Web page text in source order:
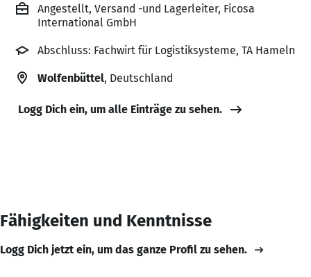
Angestellt, Versand -und Lagerleiter, Ficosa
International GmbH
Abschluss: Fachwirt für Logistiksysteme, TA Hameln
Wolfenbüttel, Deutschland
Logg Dich ein, um alle Einträge zu sehen.
Fähigkeiten und Kenntnisse
Logg Dich jetzt ein, um das ganze Profil zu sehen.